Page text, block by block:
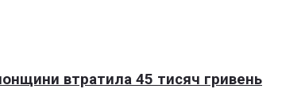
втратила 45 тисяч гривень